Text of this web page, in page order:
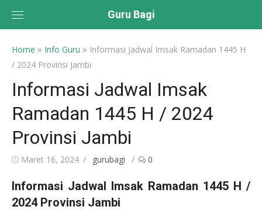
Guru Bagi
Home » Info Guru » Informasi Jadwal Imsak Ramadan 1445 H
/ 2024 Provinsi Jambi
Informasi Jadwal Imsak
Ramadan 1445 H / 2024
Provinsi Jambi
Posted
Maret 16, 2024 Author
gurubagi 0
Informasi Jadwal Imsak Ramadan 1445 H /
2024 Provinsi Jambi